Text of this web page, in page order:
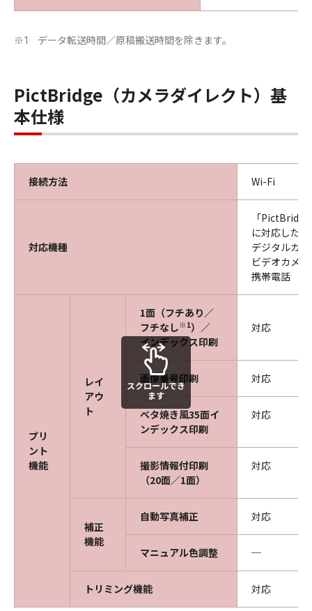
※1 データ転送時間／原稿搬送時間を除きます。
PictBridge（カメラダイレクト）基
本仕様
接続方法 Wi-Fi
対応機種
「
に対応した
デジタルカ
ビデオカメ
携帯電話
プリ
ント
機能
レイ
アウ
ト
1面（フチあり／
フチなし※1）／
インデックス印刷
対応
画像番号印刷 対応
ベタ焼き風35面イ
ンデックス印刷
対応
撮影情報付印刷
（20面／1面）
対応
補正
機能
自動写真補正 対応
マニュアル色調整 ─
トリミング機能 対応
スクロールでき
ます